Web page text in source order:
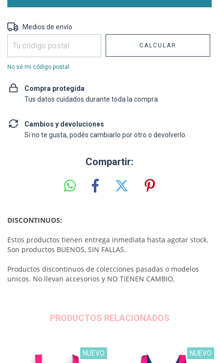
Entregas para el CP:
Medios de envío
CALCULAR
No sé mi código postal
Compra protegida
Tus datos cuidados durante toda la compra.
Cambios y devoluciones
Si no te gusta, podés cambiarlo por otro o devolverlo.
Compartir:
DISCONTINUOS:
Estos productos tienen entrega inmediata hasta agotar stock.
Son productos BUENOS, SIN FALLAS.
Productos discontinuos de colecciones pasadas o modelos
unicos. No llevan accesorios y NO TIENEN CAMBIO.
PRODUCTOS RELACIONADOS
NUEVO NUEVO